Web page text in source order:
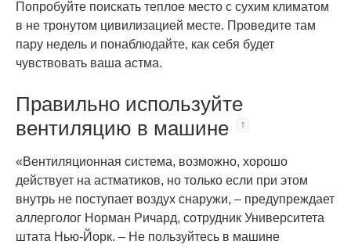
Попробуйте поискать теплое место с сухим климатом
в не тронутом цивилизацией месте. Проведите там
пару недель и понаблюдайте, как себя будет
чувствовать ваша астма.
Правильно используйте
вентиляцию в машине
«Вентиляционная система, возможно, хорошо
действует на астматиков, но только если при этом
внутрь не поступает воздух снаружи, – предупреждает
аллерголог Норман Ричард, сотрудник Университета
штата Нью-Йорк. – Не пользуйтесь в машине